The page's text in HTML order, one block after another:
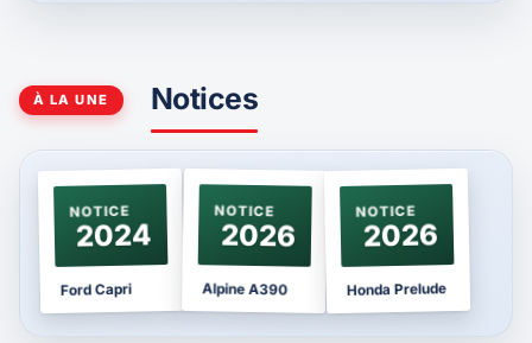
À LA UNE Notices
NOTICE
2024
Ford Capri
NOTICE
2026
Alpine A390
NOTICE
2026
Honda Prelude